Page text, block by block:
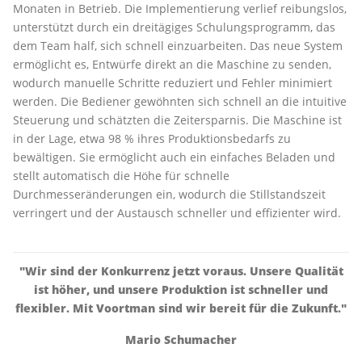
Monaten in Betrieb. Die Implementierung verlief reibungslos,
unterstützt durch ein dreitägiges Schulungsprogramm, das
dem Team half, sich schnell einzuarbeiten. Das neue System
ermöglicht es, Entwürfe direkt an die Maschine zu senden,
wodurch manuelle Schritte reduziert und Fehler minimiert
werden. Die Bediener gewöhnten sich schnell an die intuitive
Steuerung und schätzten die Zeitersparnis. Die Maschine ist
in der Lage, etwa 98 % ihres Produktionsbedarfs zu
bewältigen. Sie ermöglicht auch ein einfaches Beladen und
stellt automatisch die Höhe für schnelle
Durchmesseränderungen ein, wodurch die Stillstandszeit
verringert und der Austausch schneller und effizienter wird.
"Wir sind der Konkurrenz jetzt voraus. Unsere Qualität
ist höher, und unsere Produktion ist schneller und
flexibler. Mit Voortman sind wir bereit für die Zukunft."
Mario Schumacher